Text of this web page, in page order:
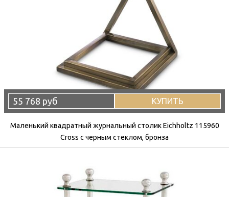
55 768 руб КУПИТЬ
Маленький квадратный журнальный столик Eichholtz 115960
Cross с черным стеклом, бронза